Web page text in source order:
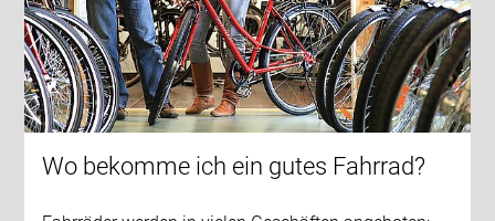
Wo bekomme ich ein gutes Fahrrad?